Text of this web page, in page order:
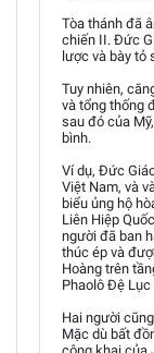
Tòa thánh đã
chiến II. Đức
lược và bày tỏ
Tuy nhiên,
và tổng thống
sau đó của
bình.
Ví dụ, Đức
Việt Nam, và
biểu ủng hộ
Liên Hiệp
người đã ban
thúc ép và
Hoàng trên
Phaolô Đệ Lục
Hai người
Mặc dù bất